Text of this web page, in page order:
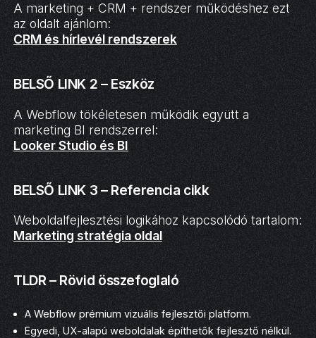
A marketing + CRM + rendszer működéshez ezt
az oldalt ajánlom:
CRM és hírlevél rendszerek
BELSŐ LINK 2 – Eszköz
A Webflow tökéletesen működik együtt a
marketing BI rendszerrel:
Looker Studio és BI
BELSŐ LINK 3 – Referencia cikk
Weboldalfejlesztési logikához kapcsolódó tartalom:
Marketing stratégia oldal
TLDR – Rövid összefoglaló
A Webflow prémium vizuális fejlesztői platform.
Egyedi, UX-alapú weboldalak építhetők fejlesztő nélkül.